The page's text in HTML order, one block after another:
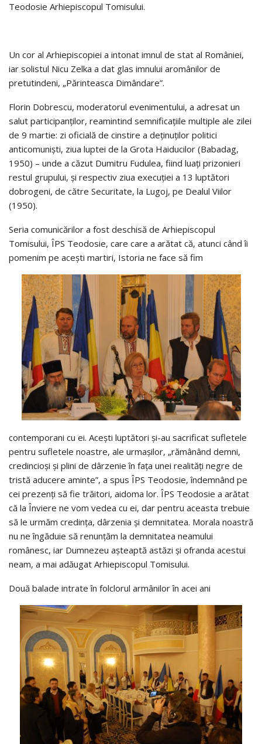
Teodosie Arhiepiscopul Tomisului.
Un cor al Arhiepiscopiei a intonat imnul de stat al României,
iar solistul Nicu Zelka a dat glas imnului aromânilor de
pretutindeni, „Părinteasca Dimândare”.
Florin Dobrescu, moderatorul evenimentului, a adresat un
salut participanților, reamintind semnificațiile multiple ale zilei
de 9 martie: zi oficială de cinstire a deținuților politici
anticomuniști, ziua luptei de la Grota Haiducilor (Babadag,
1950) – unde a căzut Dumitru Fudulea, fiind luați prizonieri
restul grupului, și respectiv ziua execuției a 13 luptători
dobrogeni, de către Securitate, la Lugoj, pe Dealul Viilor
(1950).
Seria comunicărilor a fost deschisă de Arhiepiscopul
Tomisului, ÎPS Teodosie, care care a arătat că, atunci când îi
pomenim pe acești martiri, Istoria ne face să fim
contemporani cu ei. Acești luptători și-au sacrificat sufletele
pentru sufletele noastre, ale urmașilor, „rămânând demni,
credincioși și plini de dârzenie în fața unei realități negre de
tristă aducere aminte”, a spus ÎPS Teodosie, îndemnând pe
cei prezenți să fie trăitori, aidoma lor. ÎPS Teodosie a arătat
că la Înviere ne vom vedea cu ei, dar pentru aceasta trebuie
să le urmăm credința, dârzenia și demnitatea. Morala noastră
nu ne îngăduie să renunțăm la demnitatea neamului
românesc, iar Dumnezeu așteaptă astăzi și ofranda acestui
neam, a mai adăugat Arhiepiscopul Tomisului.
Două balade intrate în folclorul armânilor în acei ani